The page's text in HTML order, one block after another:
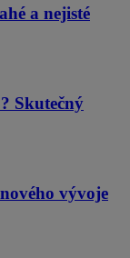
a nejisté
Skutečný
vývoje